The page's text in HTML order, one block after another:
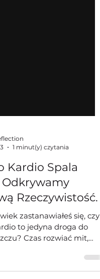
1 minut(y) czytania
Kardio Spala
Odkrywamy
Rzeczywistość.
zastanawiałeś się, czy
to jedyna droga do